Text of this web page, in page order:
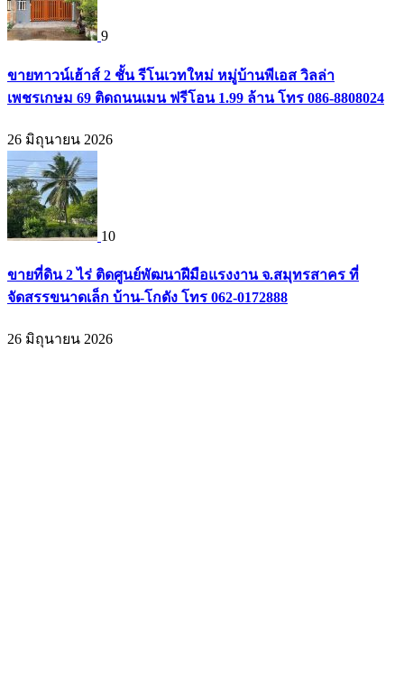
9
ขายทาวน์เฮ้าส์ 2 ชั้น รีโนเวทใหม่ หมู่บ้านพีเอส วิลล่า
เพชรเกษม 69 ติดถนนเมน ฟรีโอน 1.99 ล้าน โทร 086-8808024
26 มิถุนายน 2026
10
ขายที่ดิน 2 ไร่ ติดศูนย์พัฒนาฝีมือแรงงาน จ.สมุทรสาคร ที่
จัดสรรขนาดเล็ก บ้าน-โกดัง โทร 062-0172888
26 มิถุนายน 2026